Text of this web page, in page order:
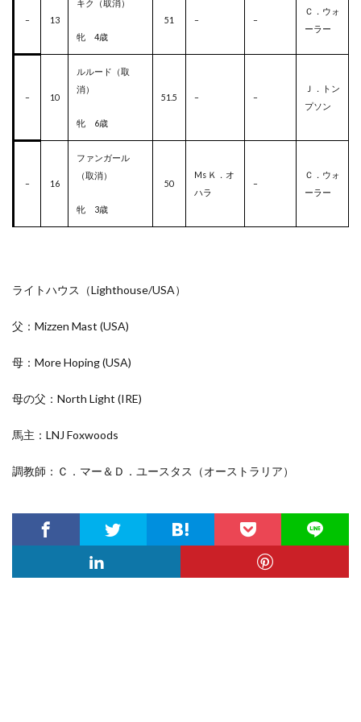
– 13
キク（取消）
牝 4歳
51 – –
Ｃ．ウォ
ーラー
– 10
ルルード（取
消）
牝 6歳
51.5 – –
Ｊ．トン
プソン
– 16
ファンガール
（取消）
牝 3歳
50
Ms Ｋ．オ
ハラ
–
Ｃ．ウォ
ーラー
ライトハウス（Lighthouse/USA）
父：Mizzen Mast (USA)
母：More Hoping(USA)
母の父：North Light (IRE)
馬主：LNJ Foxwoods
調教師：Ｃ．マー＆Ｄ．ユースタス（オーストラリア）